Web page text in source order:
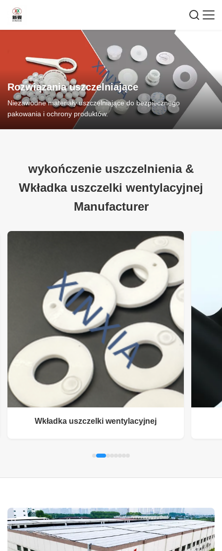
Rozwiązania uszczelniające
Niezawodne materiały uszczelniające do bezpiecznego
pakowania i ochrony produktów.
wykończenie uszczelnienia &
Wkładka uszczelki wentylacyjnej
Manufacturer
Wkładka uszczelki wentylacyjnej